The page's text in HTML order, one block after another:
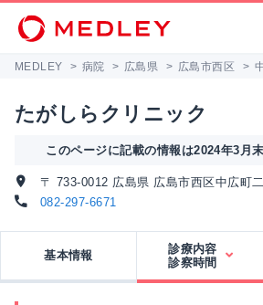
MEDLEY > 病院 > 広島県 > 広島市西区 >
たがしらクリニック
このページに記載の情報は2024年3月
〒 733-0012 広島県 広島市西区中広町
082-297-6671
基本情報
診療内容
診察時間